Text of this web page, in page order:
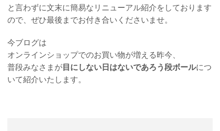
と言わずに文末に簡易なリニューアル紹介をしております
ので、ぜひ最後までお付き合いくださいませ。
今ブログは
オンラインショップでのお買い物が増える昨今、
普段みなさまが 目にしない日はないであろう段ボールにつ
いて紹介いたします。